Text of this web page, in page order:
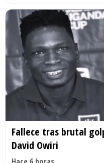
Fallece tras brutal
David Owiri